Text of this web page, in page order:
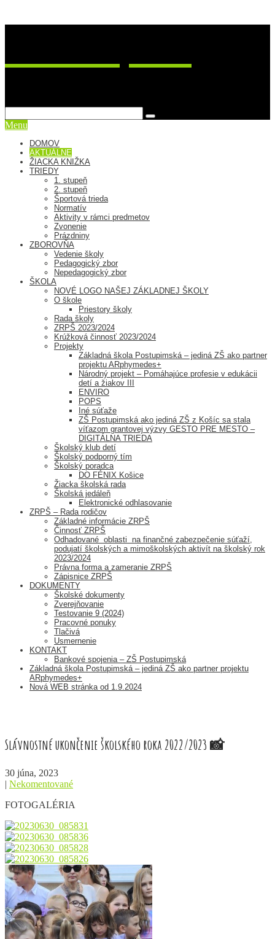
Menu
DOMOV
AKTUÁLNE
ŽIACKA KNIŽKA
TRIEDY
1. stupeň
2. stupeň
Športová trieda
Normatív
Aktivity v rámci predmetov
Zvonenie
Prázdniny
ZBOROVŇA
Vedenie školy
Pedagogický zbor
Nepedagogický zbor
ŠKOLA
NOVÉ LOGO NAŠEJ ZÁKLADNEJ ŠKOLY
O škole
Priestory školy
Rada školy
ZRPŠ 2023/2024
Krúžková činnosť 2023/2024
Projekty
Základná škola Postupimská – jediná ZŠ ako partner
projektu ARphymedes+
Národný projekt – Pomáhajúce profesie v edukácii
detí a žiakov III
ENVIRO
POPS
Iné súťaže
ZŠ Postupimská ako jediná ZŠ z Košíc sa stala
víťazom grantovej výzvy GESTO PRE MESTO –
DIGITÁLNA TRIEDA
Školský klub detí
Školský podporný tím
Školský poradca
DO FÉNIX Košice
Žiacka školská rada
Školská jedáleň
Elektronické odhlasovanie
ZRPŠ – Rada rodičov
Základné informácie ZRPŠ
Činnosť ZRPŠ
Odhadované oblasti na finančné zabezpečenie súťaží,
podujatí školských a mimoškolských aktivít na školský rok
2023/2024
Právna forma a zameranie ZRPŠ
Zápisnice ZRPŠ
DOKUMENTY
Školské dokumenty
Zverejňovanie
Testovanie 9 (2024)
Pracovné ponuky
Tlačivá
Usmernenie
KONTAKT
Bankové spojenia – ZŠ Postupimská
Základná škola Postupimská – jediná ZŠ ako partner projektu
ARphymedes+
Nová WEB stránka od 1.9.2024
Slávnostné ukončenie školského roka 2022/2023 📸
30 júna, 2023
| Nekomentované
FOTOGALÉRIA